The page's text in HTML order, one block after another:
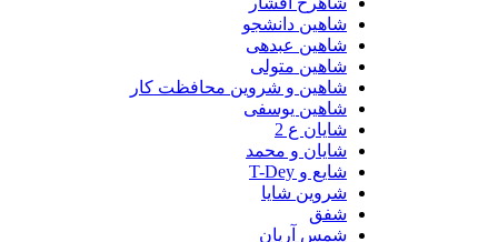
شاهین دانشجو
شاهین عبدهی
شاهین متولی
شاهین و شروین محافظت کار
شاهین یوسفی
شایان ع 2
شایان و محمد
شایع و T-Dey
شروین شایا
شمس آریان